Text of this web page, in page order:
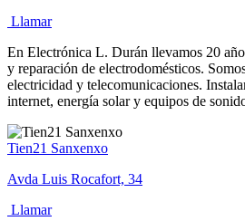
Llamar
En Electrónica L. Durán llevamos 20
y reparación de electrodomésticos.
electricidad y telecomunicaciones.
internet, energía solar y equipos de
Tien21 Sanxenxo
Avda Luis Rocafort, 34
Llamar